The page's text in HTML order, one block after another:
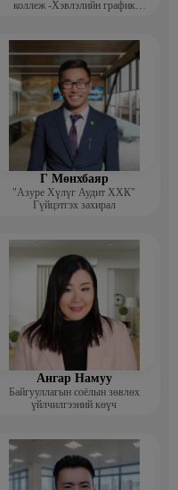
коллеж -Хэвлэлийн график
Г Мөнхбаяр
"Азуре Хүлүг Аудит ХХК"
Гүйцэтгэх захирал
Ангар Намуу
Байгууллагын соёлын зөвлөх
үйлчилгээний көүч